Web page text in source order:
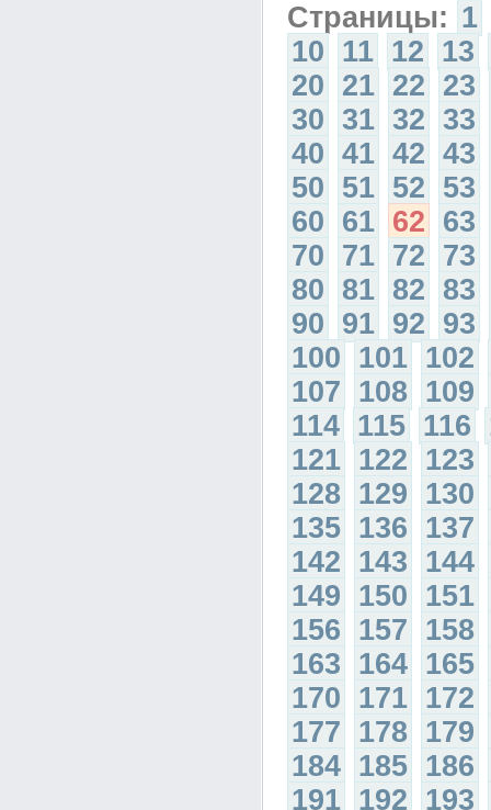
Страницы: 1
10 11 12 13
20 21 22 23
30 31 32 33
40 41 42 43
50 51 52 53
60 61 62 63
70 71 72 73
80 81 82 83
90 91 92 93
100 101 102
107 108 109
114 115 116
121 122 123
128 129 130
135 136 137
142 143 144
149 150 151
156 157 158
163 164 165
170 171 172
177 178 179
184 185 186
191 192 193